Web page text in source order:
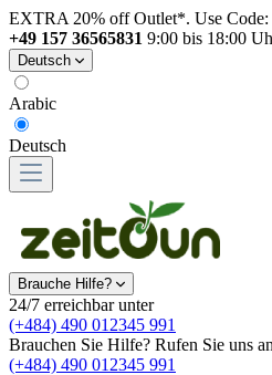
EXTRA 20% off Outlet*. Use
+49 157 36565831 9:00 bis 18:00
Deutsch
Arabic
Deutsch
Brauche Hilfe?
24/7 erreichbar unter
(+484) 490 012345 991
Brauchen Sie Hilfe? Rufen Sie uns an
(+484) 490 012345 991